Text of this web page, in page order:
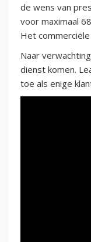
de wens van
voor maximaal
Het
Naar
dienst komen.
toe als enige